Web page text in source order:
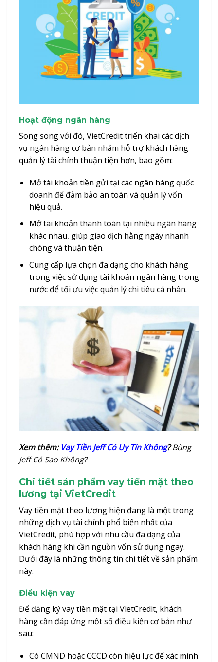
Hoạt động ngân hàng
Song song với đó, VietCredit triển khai các dịch
vụ ngân hàng cơ bản nhằm hỗ trợ khách hàng
quản lý tài chính thuận tiện hơn, bao gồm:
Mở tài khoản tiền gửi tại các ngân hàng quốc
doanh để đảm bảo an toàn và quản lý vốn
hiệu quả.
Mở tài khoản thanh toán tại nhiều ngân hàng
khác nhau, giúp giao dịch hằng ngày nhanh
chóng và thuận tiện.
Cung cấp lựa chọn đa dạng cho khách hàng
trong việc sử dụng tài khoản ngân hàng trong
nước để tối ưu việc quản lý chi tiêu cá nhân.
Xem thêm:Vay Tiền Jeff Có Uy Tín Không?Bùng
Jeff Có Sao Không?
Chi tiết sản phẩm vay tiền mặt theo
lương tại VietCredit
Vay tiền mặt theo lương hiện đang là một trong
những dịch vụ tài chính phổ biến nhất của
VietCredit, phù hợp với nhu cầu đa dạng của
khách hàng khi cần nguồn vốn sử dụng ngay.
Dưới đây là những thông tin chi tiết về sản phẩm
này.
Điều kiện vay
Để đăng ký vay tiền mặt tại VietCredit, khách
hàng cần đáp ứng một số điều kiện cơ bản như
sau:
Có CMND hoặc CCCD còn hiệu lực để xác minh